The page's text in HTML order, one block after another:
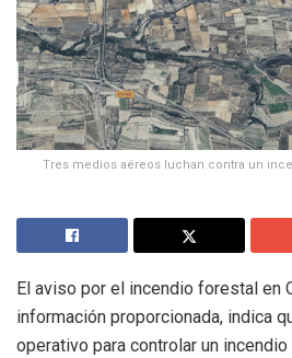
Tres medios aéreos luchan contra un
El aviso por el incendio forestal en
información proporcionada, indica
operativo para controlar un